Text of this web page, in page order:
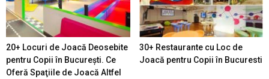
20+ Locuri de Joacă Deosebite
pentru Copii în Bucureşti. Ce
Oferă Spaţiile de Joacă Altfel
30+ Restaurante cu Loc de
Joacă pentru Copii în Bucuresti